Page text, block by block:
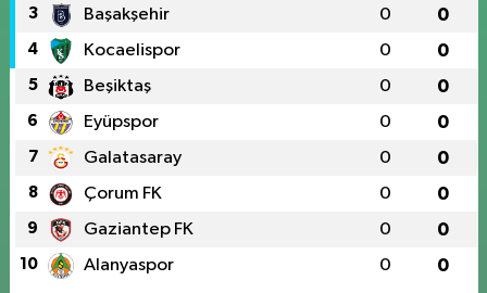
3 Başakşehir 0 0
4 Kocaelispor 0 0
5 Beşiktaş 0 0
6 Eyüpspor 0 0
7 Galatasaray 0 0
8 Çorum FK 0 0
9 Gaziantep FK 0 0
10 Alanyaspor 0 0